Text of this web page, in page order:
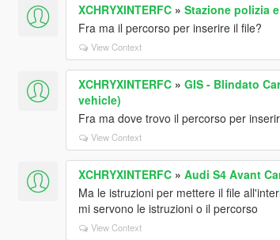
XCHRYXINTERFC» Stazione polizia
Fra ma il percorso per inserire il file?
View Context
XCHRYXINTERFC» GIS - Blindato
vehicle)
Fra ma dove trovo il percorso per
View Context
XCHRYXINTERFC» Audi S4 Avant
Ma le istruzioni per mettere il file
mi servono le istruzioni o il percorso
View Context